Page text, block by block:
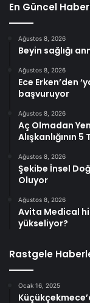
En Güncel
Ağustos 8, 2026
Beyin sağlığı
Ağustos 8, 2026
Ece Erken’den
başvuruyor
Ağustos 8, 2026
Aç Olmadan
Alışkanlığının
Ağustos 8, 2026
Şekibe İnsel
Oluyor
Ağustos 8, 2026
Avita Medical
yükseliyor?
Rastgele
Ocak 16, 2025